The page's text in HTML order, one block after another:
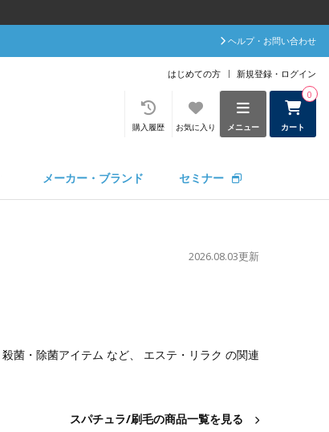
ヘルプ・お問い合わせ
はじめての方 新規登録・ログイン
カート
0
メニュー
お気に入り
購入履歴
メーカー・ブランド セミナー
2026.08.03更新
殺菌・除菌アイテム など、 エステ・リラク の関連
スパチュラ/刷毛の商品一覧を見る